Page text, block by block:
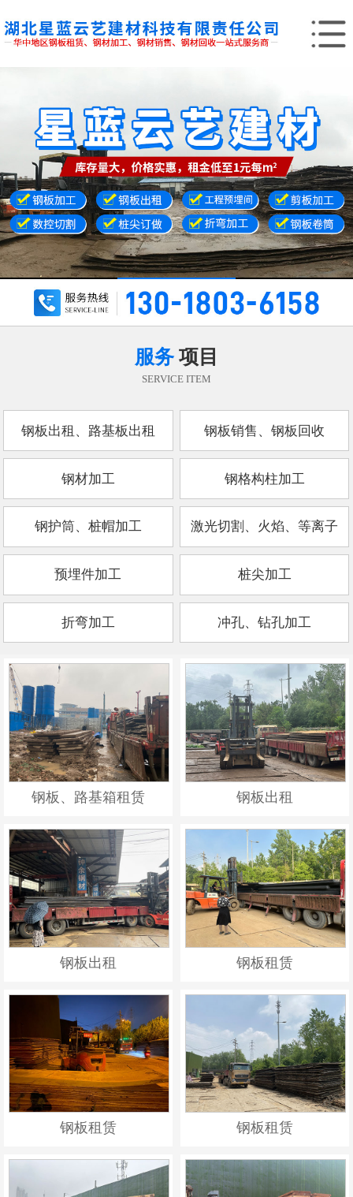
服务项目
SERVICE ITEM
钢板出租、路基板出租 钢板销售、钢板回收
钢材加工 钢格构柱加工
钢护筒、桩帽加工 激光切割、火焰、等离子
预埋件加工 桩尖加工
折弯加工 冲孔、钻孔加工
钢板、路基箱租赁 钢板出租
钢板出租 钢板租赁
钢板租赁 钢板租赁